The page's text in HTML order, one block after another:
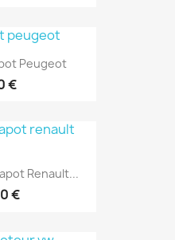
Peugeot
€
Renault...
€